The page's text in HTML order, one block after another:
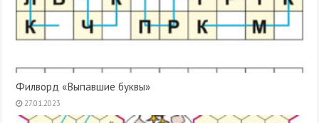
Филворд «Выпавшие буквы»
27.01.2023